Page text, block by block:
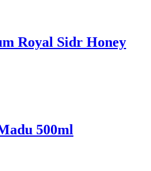
Royal Sidr Honey
500ml